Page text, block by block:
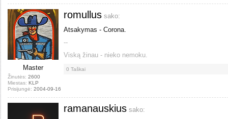
Master
Žinutės: 2600
Miestas: KLP
Prisijungė: 2004-09-16
romullus sako:
Atsakymas - Corona.
--
Viską žinau - nieko nemoku.
0 Taškai
ramanauskius sako: